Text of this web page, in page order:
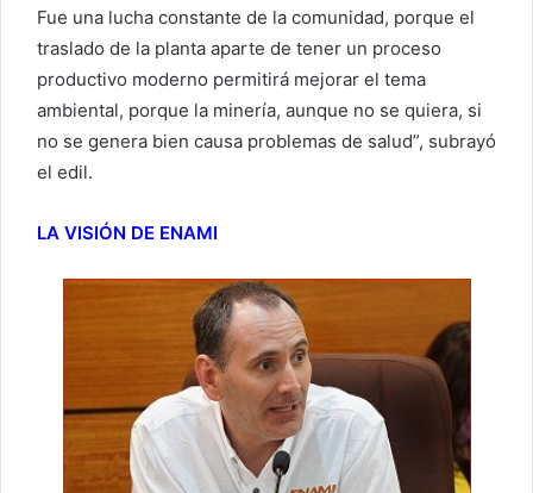
Fue una lucha constante de la comunidad, porque el
traslado de la planta aparte de tener un proceso
productivo moderno permitirá mejorar el tema
ambiental, porque la minería, aunque no se quiera, si
no se genera bien causa problemas de salud”, subrayó
el edil.
LA VISIÓN DE ENAMI